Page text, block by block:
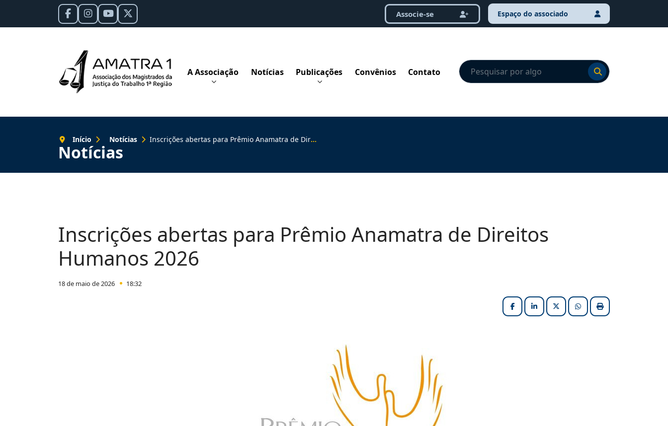
Espaço do associado
Associe-se
A Associação Notícias Publicações Convênios Contato
Ir para o resultado
Ir para o resultado
Notícias
Início Notícias Inscrições abertas para Prêmio Anamatra de Direitos Humanos 2026
Inscrições abertas para Prêmio Anamatra de Direitos
Humanos 2026
18 de maio de 2026 18:32
FacebookLinkedInX (formerly Twitter)Imprimir matéria